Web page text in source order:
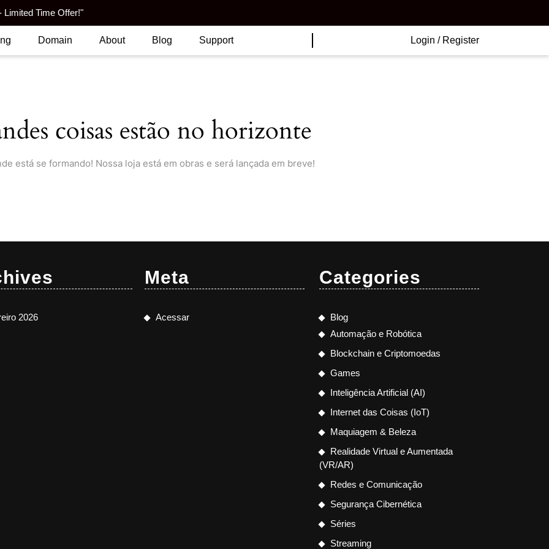
Limited Time Offer!"
Domain About Blog Support Login / RegisterLogin
/
coisas estão no horizonte
está se formando! Nossa loja está em obras e será lançada em breve!
2026
Meta
Acessar
Categories
Blog
Automação e Robótica
Blockchain e Criptomoedas
Games
Inteligência Artificial (AI)
Internet das Coisas (IoT)
Maquiagem & Beleza
Realidade Virtual e Aumentada
(VR/AR)
Redes e Comunicação
Segurança Cibernética
Séries
Streaming